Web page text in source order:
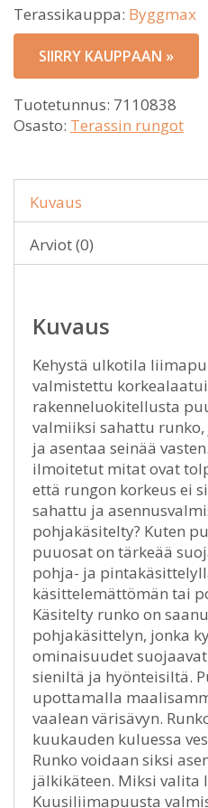
Terassikauppa: Byggmax
SIIRRY KAUPPAAN »
Tuotetunnus: 7110838
Osasto: Terassin rungot
Kuvaus
Arviot (0)
Kuvaus
Kehystä ulkotila
valmistettu
rakenneluokitellusta
valmiiksi sahattu
ja asentaa seinää
ilmoitetut mitat ovat
että rungon korkeus ei
sahattu ja
pohjakäsitelty? Kuten
puuosat on tärkeää
pohja- ja
käsittelemättömän tai
Käsitelty runko on
pohjakäsittelyn, jonka
ominaisuudet
sieniltä ja hyönteisiltä.
upottamalla
vaalean värisävyn.
kuukauden kuluessa
Runko voidaan siksi
jälkikäteen. Miksi valita
Kuusiliimapuusta